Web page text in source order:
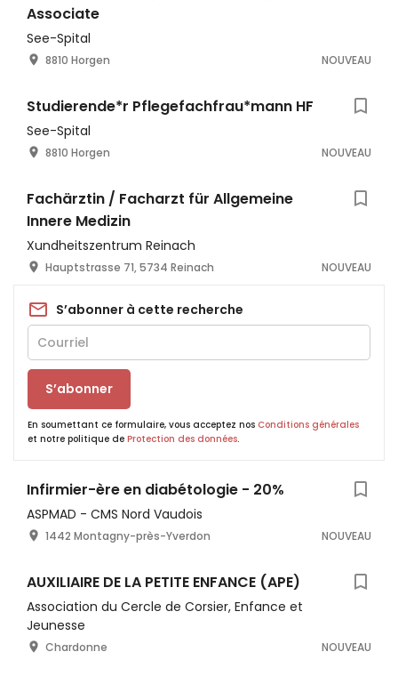
Associate
See-Spital
8810 Horgen NOUVEAU
Studierende*r Pflegefachfrau*mann HF
See-Spital
8810 Horgen NOUVEAU
Fachärztin / Facharzt für Allgemeine
Innere Medizin
Xundheitszentrum Reinach
Hauptstrasse 71, 5734 Reinach NOUVEAU
S’abonner à cette recherche
S’abonner
En soumettant ce formulaire, vous acceptez nos Conditions générales
et notre politique de Protection des données.
Infirmier-ère en diabétologie - 20%
ASPMAD - CMS Nord Vaudois
1442 Montagny-près-Yverdon NOUVEAU
AUXILIAIRE DE LA PETITE ENFANCE (APE)
Association du Cercle de Corsier, Enfance et
Jeunesse
Chardonne NOUVEAU